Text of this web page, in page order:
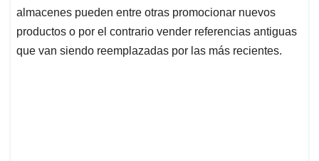
almacenes pueden entre otras promocionar nuevos
productos o por el contrario vender referencias antiguas
que van siendo reemplazadas por las más recientes.